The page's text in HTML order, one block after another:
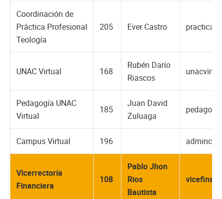
Coordinación de
Práctica Profesional
Teología
205 Ever Castro
UNAC Virtual 168
Rubén Darío
Riascos
Pedagogía UNAC
Virtual
185
Juan David
Zuluaga
Campus Virtual 196
Vicerrectoría
Financiera
108
Pablo Jhon
Rios
Bautista